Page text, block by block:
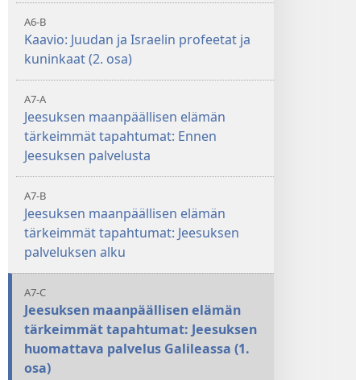
A6-B
Kaavio: Juudan ja Israelin profeetat ja
kuninkaat (2. osa)
A7-A
Jeesuksen maanpäällisen elämän
tärkeimmät tapahtumat: Ennen
Jeesuksen palvelusta
A7-B
Jeesuksen maanpäällisen elämän
tärkeimmät tapahtumat: Jeesuksen
palveluksen alku
A7-C
Jeesuksen maanpäällisen elämän
tärkeimmät tapahtumat: Jeesuksen
huomattava palvelus Galileassa (1.
osa)